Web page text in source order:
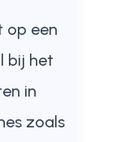
op een
bij het
in
zoals